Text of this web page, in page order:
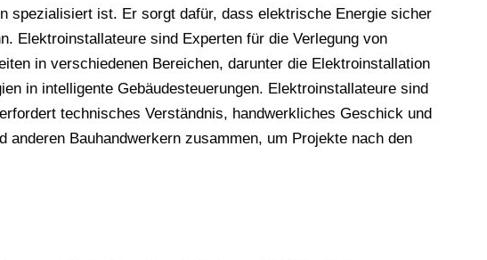
spezialisiert ist. Er sorgt dafür, dass elektrische Energie sicher
Elektroinstallateure sind Experten für die Verlegung von
in verschiedenen Bereichen, darunter die Elektroinstallation
in intelligente Gebäudesteuerungen. Elektroinstallateure sind
technisches Verständnis, handwerkliches Geschick und
Bauhandwerkern zusammen, um Projekte nach den